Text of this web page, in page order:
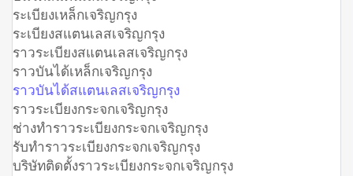
ระเบียงเหล็กเจริญกรุง
ระเบียงสแตนเลสเจริญกรุง
ราวระเบียงสแตนเลสเจริญกรุง
ราวบันได้เหล็กเจริญกรุง
ราวบันได้สแตนเลสเจริญกรุง
ราวระเบียงกระจกเจริญกรุง
ช่างทำราวระเบียงกระจกเจริญกรุง
รับทำราวระเบียงกระจกเจริญกรุง
บริษัทติดตั้งราวระเบียงกระจกเจริญกรุง